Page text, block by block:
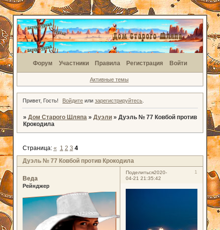
Форум Участники Правила Регистрация Войти
Активные темы
Привет, Гость! Войдите илизарегистрируйтесь
» Дом Старого Шляпа » Дуэли » Дуэль № 77 Ковбой против
Крокодила
Дуэль № 77 Ковбой против Крокодила
Страница: « 1 2 3 4
Поделиться 1
2020-
04-21 21:35:42
Веда
Рейнджер